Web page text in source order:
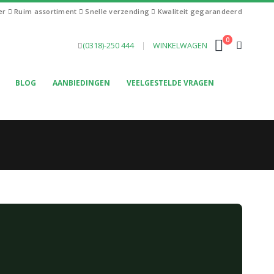
Ruim assortiment Snelle verzending Kwaliteit gegarandeerd
(0318)-250 444 | WINKELWAGEN
0
BLOG AANBIEDINGEN VEELGESTELDE VRAGEN